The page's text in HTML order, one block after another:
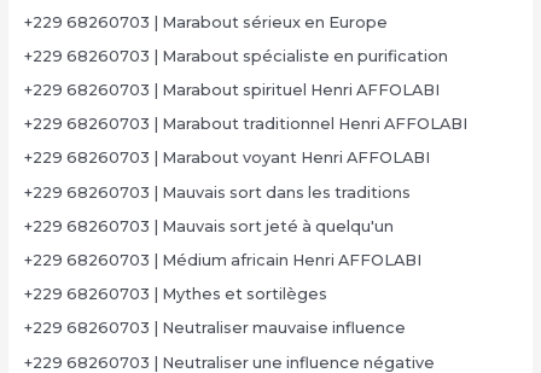
+229 68260703 | Marabout sérieux en Europe
+229 68260703 | Marabout spécialiste en purification
+229 68260703 | Marabout spirituel Henri AFFOLABI
+229 68260703 | Marabout traditionnel Henri AFFOLABI
+229 68260703 | Marabout voyant Henri AFFOLABI
+229 68260703 | Mauvais sort dans les traditions
+229 68260703 | Mauvais sort jeté à quelqu'un
+229 68260703 | Médium africain Henri AFFOLABI
+229 68260703 | Mythes et sortilèges
+229 68260703 | Neutraliser mauvaise influence
+229 68260703 | Neutraliser une influence négative